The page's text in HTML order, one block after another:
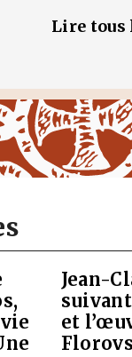
Lire tous
Jean-
et